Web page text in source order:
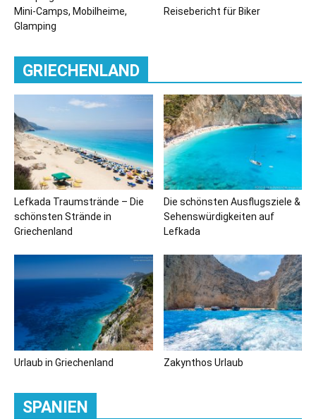
Mini-Camps, Mobilheime,
Glamping
Reisebericht für Biker
GRIECHENLAND
Lefkada Traumstrände – Die
schönsten Strände in
Griechenland
Die schönsten Ausflugsziele &
Sehenswürdigkeiten auf
Lefkada
Urlaub in Griechenland Zakynthos Urlaub
SPANIEN